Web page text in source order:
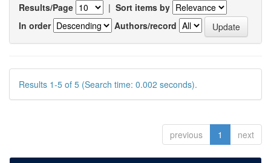
Results/Page | Sort items by
In order
Authors/record
Results 1-5 of 5 (Search time: 0.002 seconds).
previous 1 next